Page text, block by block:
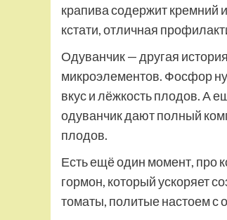
крапива содержит кремний
кстати, отличная
Одуванчик — другая
микроэлементов. Фосфор
вкус и лёжкость плодов. А
одуванчик дают полный
плодов.
Есть ещё один момент, про
гормон, который ускоряет
томаты, политые настоем с